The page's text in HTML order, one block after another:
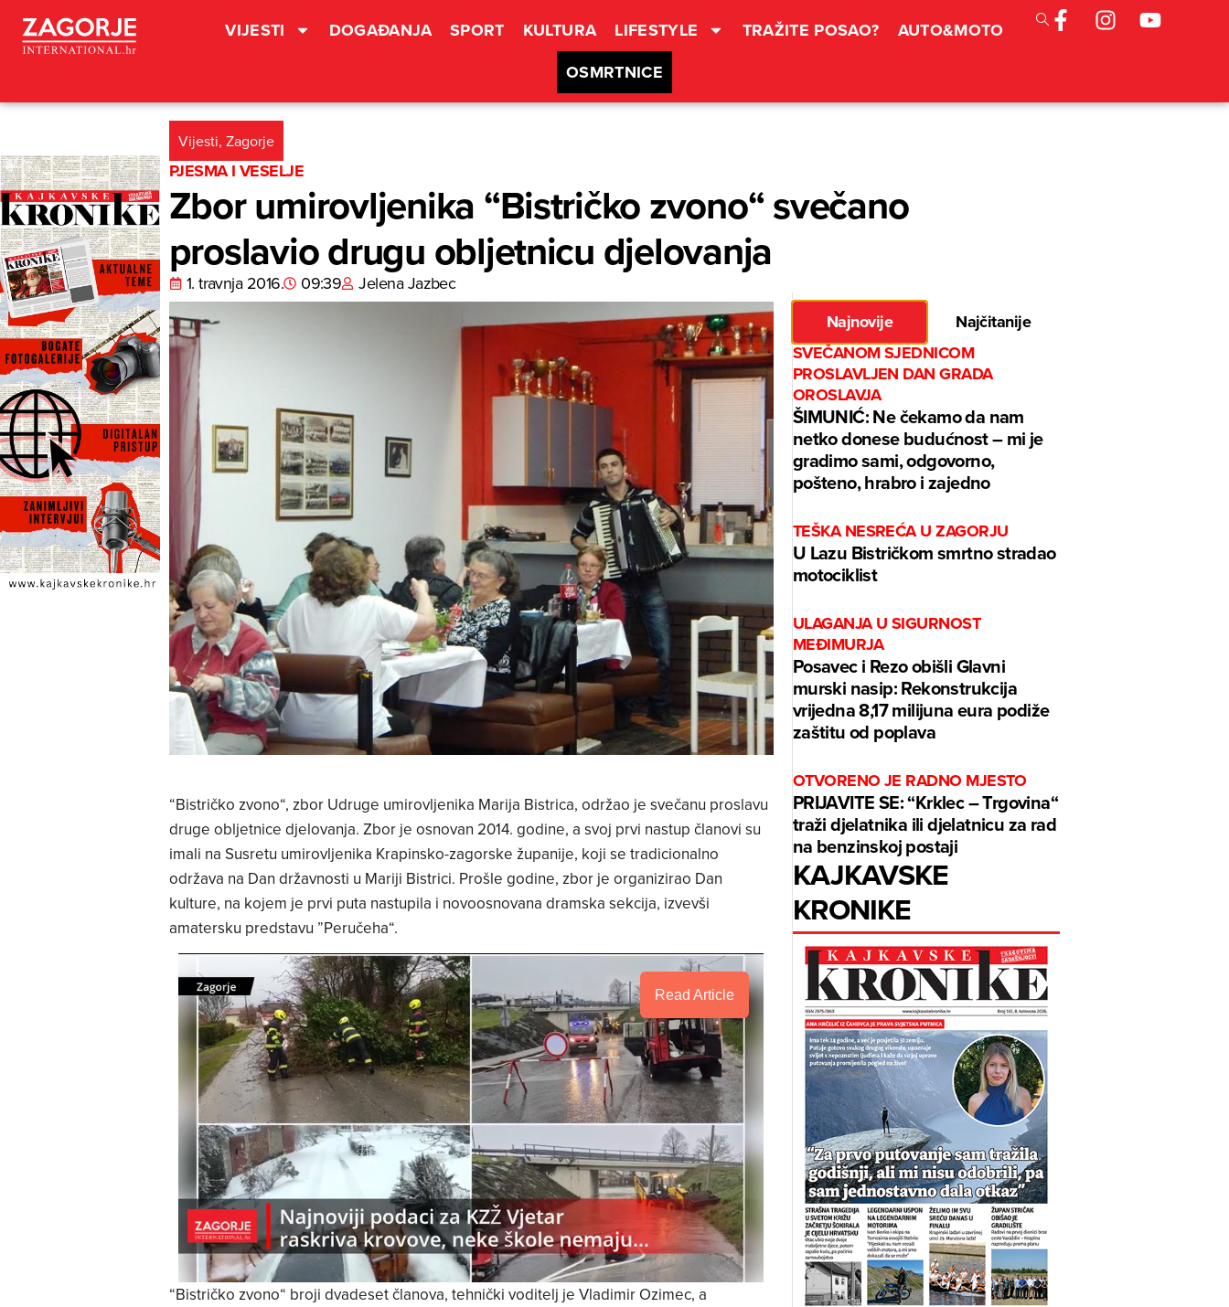
VIJESTI DOGAĐANJA SPORT KULTURA LIFESTYLE TRAŽITE POSAO?
AUTO&MOTO
OSMRTNICE
Vijesti, Zagorje
PJESMA I VESELJE
Zbor umirovljenika “Bistričko zvono“ svečano
proslavio drugu obljetnicu djelovanja
1. travnja 2016. 09:39 Jelena Jazbec
“Bistričko zvono“, zbor Udruge umirovljenika Marija Bistrica, održao je svečanu proslavu
druge obljetnice djelovanja. Zbor je osnovan 2014. godine, a svoj prvi nastup članovi su
imali na Susretu umirovljenika Krapinsko-zagorske županije, koji se tradicionalno
održava na Dan državnosti u Mariji Bistrici. Prošle godine, zbor je organizirao Dan
kulture, na kojem je prvi puta nastupila i novoosnovana dramska sekcija, izvevši
amatersku predstavu ”Peručeha“.
Read Article
“Bistričko zvono“ broji dvadeset članova, tehnički voditelj je Vladimir Ozimec, a
Najnovije
Najčitanije
SVEČANOM SJEDNICOM
PROSLAVLJEN DAN GRADA
OROSLAVJA
ŠIMUNIĆ: Ne čekamo da nam
netko donese budućnost – mi je
gradimo sami, odgovorno,
pošteno, hrabro i zajedno
TEŠKA NESREĆA U ZAGORJU
U Lazu Bistričkom smrtno stradao
motociklist
ULAGANJA U SIGURNOST
MEĐIMURJA
Posavec i Rezo obišli Glavni
murski nasip: Rekonstrukcija
vrijedna 8,17 milijuna eura podiže
zaštitu od poplava
OTVORENO JE RADNO MJESTO
PRIJAVITE SE: “Krklec – Trgovina“
traži djelatnika ili djelatnicu za rad
na benzinskoj postaji
KAJKAVSKE
KRONIKE